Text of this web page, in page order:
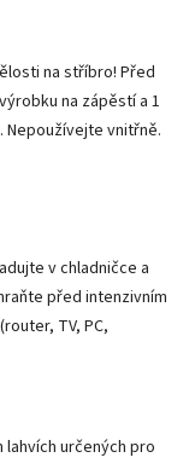
na stříbro! Před
na zápěstí a 1
Nepoužívejte vnitřně.
v chladničce a
před intenzivním
TV, PC,
určených pro